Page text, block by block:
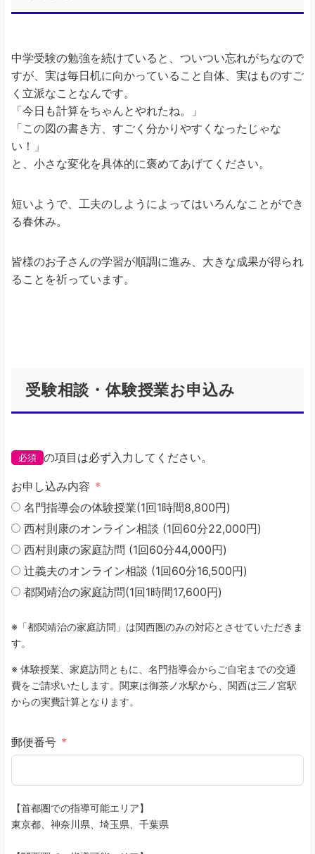
中学受験の勉強を続けていると、ついつい忘れがちなので
すが、実は毎日机に向かっていること自体、実はものすご
く立派なことなんです。
「今日も計算をちゃんとやれたね。」
「この図の書き方、すごく分かりやすくなったじゃな
い！」
と、小さな変化を具体的に褒めてあげてください。
短いようで、工夫のしようによってはいろんなことができ
る春休み。
皆様のお子さんの学習が順調に進み、大きな成果が得られ
ることを祈っています。
受験相談・体験授業お申込み
必須 の項目は必ず入力してください。
お申し込み内容
名門指導会の体験授業(1回1時間8,800円)
西村則康のオンライン相談 (1回60分22,000円)
西村則康の家庭訪問 (1回60分44,000円)
辻義夫のオンライン相談 (1回60分16,500円)
都関靖治の家庭訪問(1回1時間17,600円)
※「都関靖治の家庭訪問」は関西圏のみの対応とさせていただきま
す。
※ 体験授業、家庭訪問ともに、名門指導会からご自宅までの交通
費をご請求いたします。関東は御茶ノ水駅から、関西は三ノ宮駅
からの実費計算となります。
郵便番号
【首都圏での指導可能エリア】
東京都、神奈川県、埼玉県、千葉県